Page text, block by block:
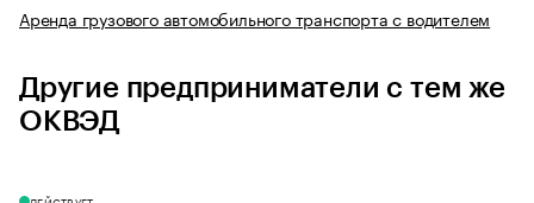
Аренда грузового автомобильного транспорта с водителем
Другие предприниматели с тем же
ОКВЭД